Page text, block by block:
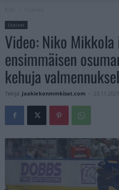
Uutiset
Video: Niko
ensimmäisen
kehuja
Tekijä Jaakiekonmmkisat.com -